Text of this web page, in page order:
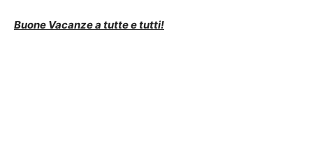
Buone Vacanze a tutte e tutti!